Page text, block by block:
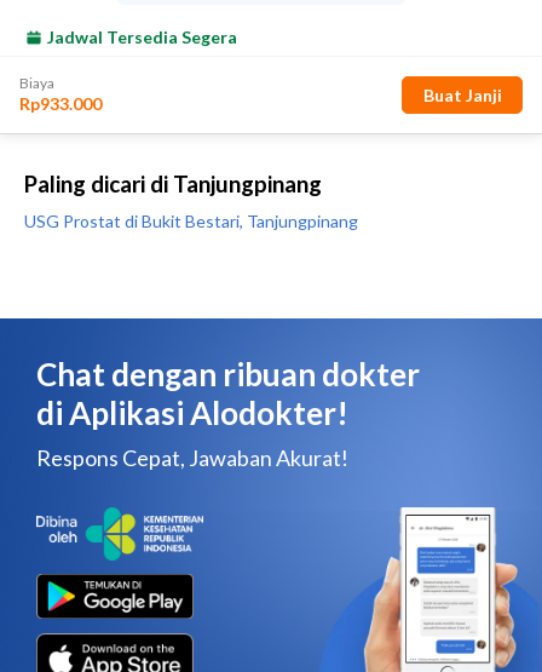
Paling dicari di Tanjungpinang
USG Prostat di Bukit Bestari, Tanjungpinang